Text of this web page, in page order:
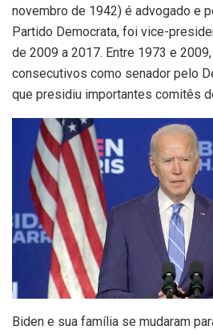
novembro de 1942) é advogado e
Partido Democrata, foi vice-
de 2009 a 2017. Entre 1973 e
consecutivos como senador pelo
que presidiu importantes comitês
Biden e sua família se mudaram